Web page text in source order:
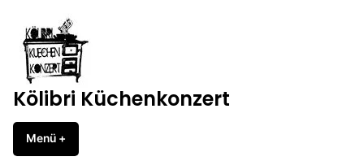
Inhalt
springen
Kölibri Küchenkonzert
Menü +